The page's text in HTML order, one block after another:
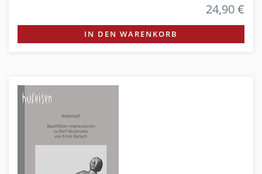
24,90 €
IN DEN WARENKORB